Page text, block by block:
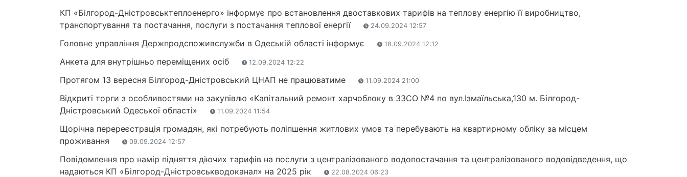
КП «Білгород-Дністровськтеплоенерго» інформує про встановлення двоставкових тарифів на теплову енергію її виробництво,
транспортування та постачання, послуги з постачання теплової енергії
24.09.2024 12:57
Головне управління Держпродспоживслужби в Одеській області інформує 18.09.2024 12:12
Анкета для внутрішньо переміщених осіб 12.09.2024 12:22
Протягом 13 вересня Білгород-Дністровський ЦНАП не працюватиме 11.09.2024 21:00
Відкриті торги з особливостями на закупівлю «Капітальний ремонт харчоблоку в ЗЗСО №4 по вул.Ізмаїльська,130 м. Білгород-
Дністровський Одеської області»
11.09.2024 11:54
Щорічна перереєстрація громадян, які потребують поліпшення житлових умов та перебувають на квартирному обліку за місцем
проживання
09.09.2024 12:57
Повідомлення про намір підняття діючих тарифів на послуги з централізованого водопостачання та централізованого водовідведення, що
надаються КП «Білгород-Дністровськводоканал» на 2025 рік
22.08.2024 06:23